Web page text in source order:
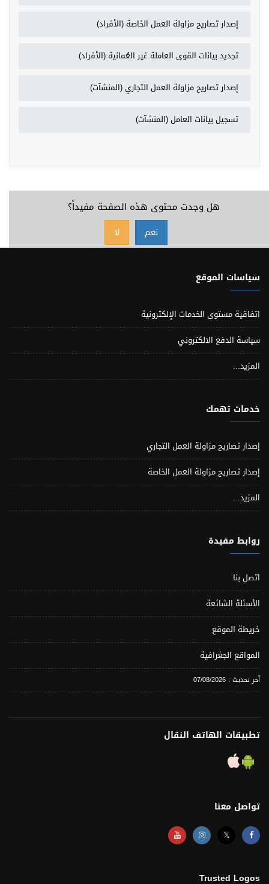
إصدار تصاريح مزاولة العمل الخاصة (الأفراد)
تجديد بيانات القوى العاملة غير العُمانية (الأفراد)
إصدار تصاريح مزاولة العمل التجاري (المنشآت)
تسجيل بيانات العامل (المنشآت)
هل وجدت محتوى هذه الصفحة مفيداً؟
نعم لا
سياسات الموقع
اتفاقية مستوى الخدمات الإلكترونية
سياسة الدفع الالكتروني
المزيد...
خدمات تهمك
إصدار تصاريح مزاولة العمل التجاري
إصدار تصاريح مزاولة العمل الخاصة
المزيد...
روابط مفيدة
اتصل بنا
الأسئلة الشائعة
خريطة الموقع
المواقع الجغرافية
آخر تحديث : 07/08/2026
تطبيقات الهاتف النقال
تواصل معنا
𝕏
Trusted Logos